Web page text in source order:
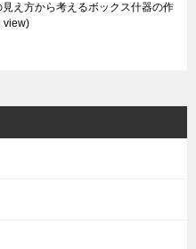
見え方から考えるボックス什器の作
view